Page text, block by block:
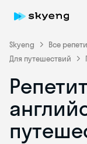
Skyeng Все
Для путешествий